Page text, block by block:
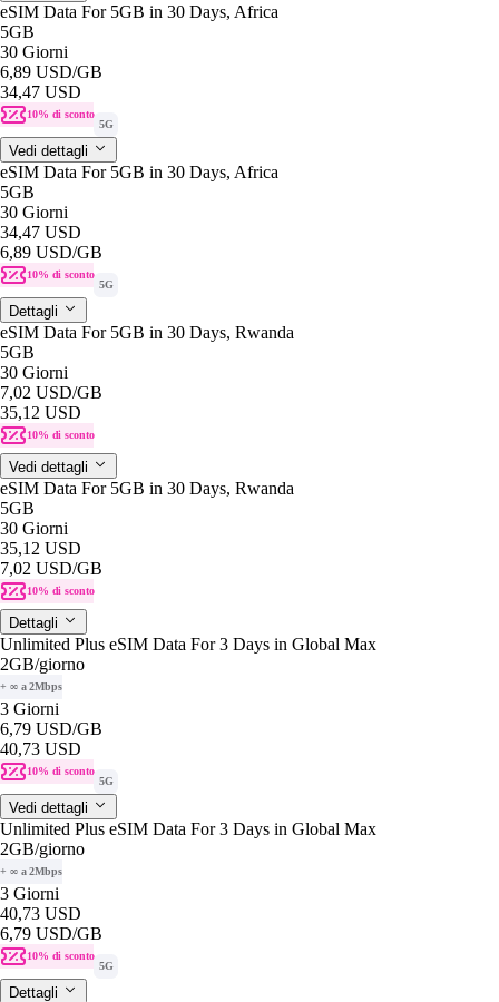
eSIM Data For 5GB in 30 Days, Africa
5GB
30 Giorni
6,89 USD/GB
34,47 USD
10% di sconto
5G
Vedi dettagli
eSIM Data For 5GB in 30 Days, Africa
5GB
30 Giorni
34,47 USD
6,89 USD/GB
10% di sconto
5G
Dettagli
eSIM Data For 5GB in 30 Days, Rwanda
5GB
30 Giorni
7,02 USD/GB
35,12 USD
10% di sconto
Vedi dettagli
eSIM Data For 5GB in 30 Days, Rwanda
5GB
30 Giorni
35,12 USD
7,02 USD/GB
10% di sconto
Dettagli
Unlimited Plus eSIM Data For 3 Days in Global Max
2GB/giorno
+ ∞ a 2Mbps
3 Giorni
6,79 USD/GB
40,73 USD
10% di sconto
5G
Vedi dettagli
Unlimited Plus eSIM Data For 3 Days in Global Max
2GB/giorno
+ ∞ a 2Mbps
3 Giorni
40,73 USD
6,79 USD/GB
10% di sconto
5G
Dettagli